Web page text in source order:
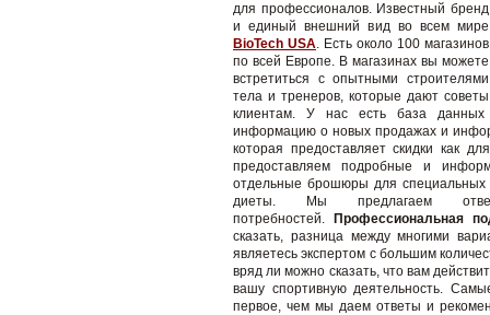
для профессионалов. Известный бренд
и единый внешний вид во всем мире
BioTech USA. Есть около 100 магазинов
по всей Европе. В магазинах вы можете
встретиться с опытными строителями
тела и тренеров, которые дают советы
клиентам.
У нас есть база данных
информацию о новых продажах и
которая предоставляет скидки как
предоставляем подробные и
отдельные брошюры для специальных
диеты.
Мы предлагаем
потребностей.
Профессиональная
сказать, разница между многими
являетесь экспертом с большим
вряд ли можно сказать, что вам
вашу спортивную деятельность.
первое, чем мы даем ответы и